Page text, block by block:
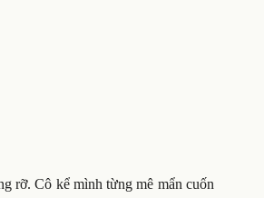
rỡ. Cô kể mình từng mê mẩn cuốn